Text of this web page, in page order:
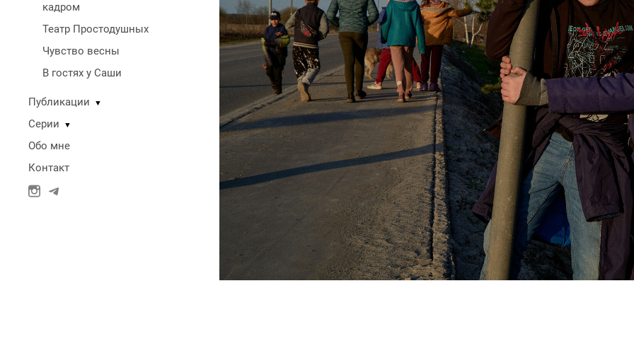
кадром
Театр Простодушных
Чувство весны
В гостях у Саши
Публикации ▼
Серии ▼
Обо мне
Контакт